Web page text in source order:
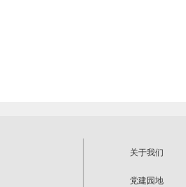
关于我们
党建园地